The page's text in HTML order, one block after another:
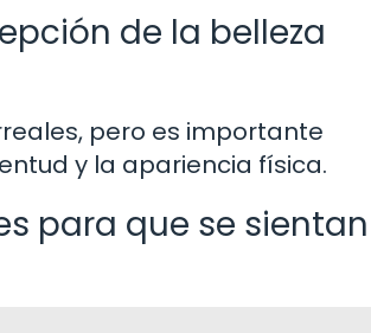
de la belleza
pero es importante
y la apariencia física.
para que se sientan